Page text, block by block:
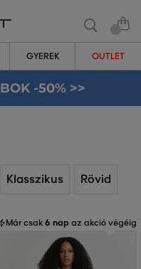
GYEREK OUTLET
-50% >>
Klasszikus Rövid
Már csak6 nap az akció végéig